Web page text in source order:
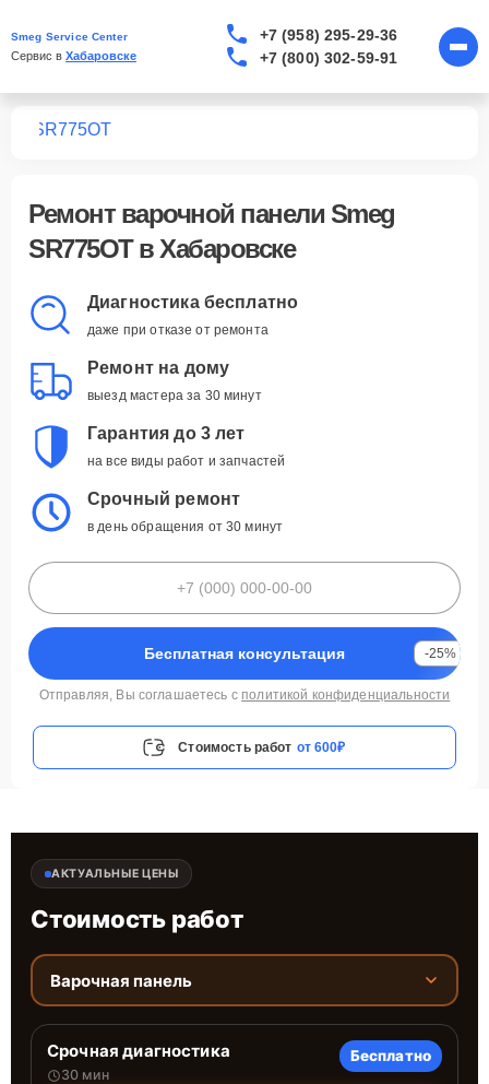
Smeg Service Center
Сервис в Хабаровске
+7 (958) 295-29-36
+7 (800) 302-59-91
SR775OT
Ремонт варочной панели Smeg
SR775OTв Хабаровске
Диагностика бесплатно
даже при отказе от ремонта
Ремонт на дому
выезд мастера за 30 минут
Гарантия до 3 лет
на все виды работ и запчастей
Срочный ремонт
в день обращения от 30 минут
Бесплатная консультация -25%
Отправляя, Вы соглашаетесь с политикой конфиденциальности
Стоимость работ от 600₽
АКТУАЛЬНЫЕ ЦЕНЫ
Стоимость работ
Варочная панель
Срочная диагностика
30 мин
Бесплатно